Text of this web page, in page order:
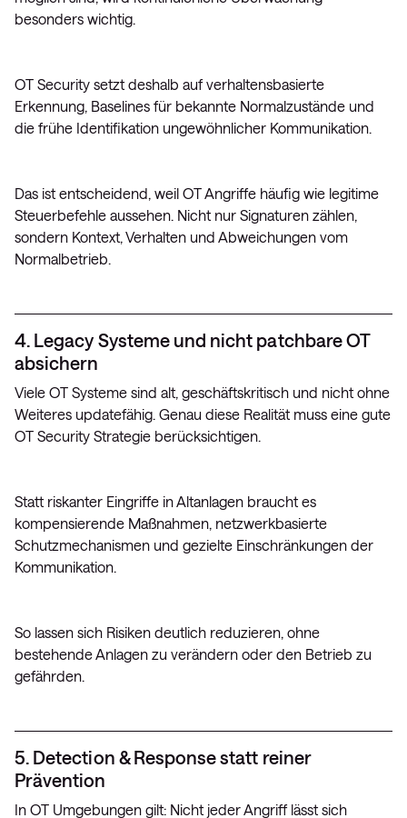
besonders wichtig.
OT Security setzt deshalb auf verhaltensbasierte
Erkennung, Baselines für bekannte Normalzustände und
die frühe Identifikation ungewöhnlicher Kommunikation.
Das ist entscheidend, weil OT Angriffe häufig wie legitime
Steuerbefehle aussehen. Nicht nur Signaturen zählen,
sondern Kontext, Verhalten und Abweichungen vom
Normalbetrieb.
4. Legacy Systeme und nicht patchbare OT
absichern
Viele OT Systeme sind alt, geschäftskritisch und nicht ohne
Weiteres updatefähig. Genau diese Realität muss eine gute
OT Security Strategie berücksichtigen.
Statt riskanter Eingriffe in Altanlagen braucht es
kompensierende Maßnahmen, netzwerkbasierte
Schutzmechanismen und gezielte Einschränkungen der
Kommunikation.
So lassen sich Risiken deutlich reduzieren, ohne
bestehende Anlagen zu verändern oder den Betrieb zu
gefährden.
5. Detection & Response statt reiner
Prävention
In OT Umgebungen gilt: Nicht jeder Angriff lässt sich